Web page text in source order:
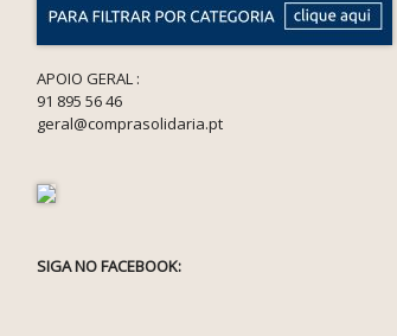
APOIO GERAL :
91 895 56 46
geral@comprasolidaria.pt
SIGA NO FACEBOOK: